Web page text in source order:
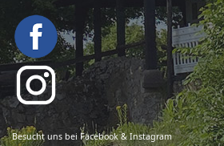
Besucht uns bei Facebook & Instagram